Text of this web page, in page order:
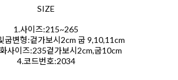
SIZE
1.사이즈:215~265
굽변형:겉가보시2cm 굽 9,10,11cm
사이즈:235겉가보시2cm,굽10cm
4.코드번호:2034